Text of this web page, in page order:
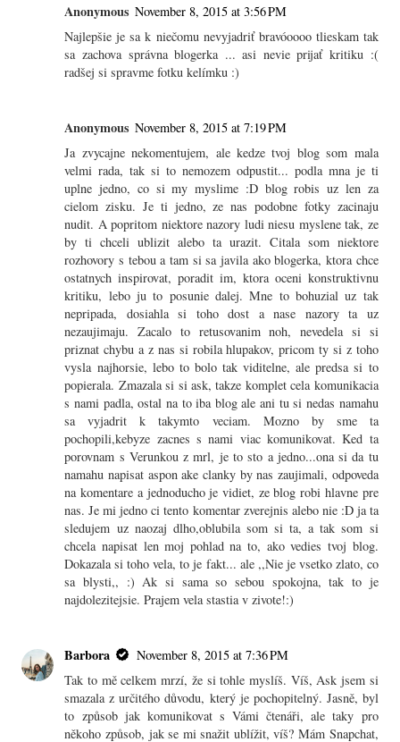
Anonymous November 8, 2015 at 3:56 PM
Najlepšie je sa k niečomu nevyjadriť bravóoooo tlieskam tak
sa zachova správna blogerka ... asi nevie prijať kritiku :(
radšej si spravme fotku kelímku :)
Anonymous November 8, 2015 at 7:19 PM
Ja zvycajne nekomentujem, ale kedze tvoj blog som mala
velmi rada, tak si to nemozem odpustit... podla mna je ti
uplne jedno, co si my myslime :D blog robis uz len za
cielom zisku. Je ti jedno, ze nas podobne fotky zacinaju
nudit. A popritom niektore nazory ludi niesu myslene tak, ze
by ti chceli ublizit alebo ta urazit. Citala som niektore
rozhovory s tebou a tam si sa javila ako blogerka, ktora chce
ostatnych inspirovat, poradit im, ktora oceni konstruktivnu
kritiku, lebo ju to posunie dalej. Mne to bohuzial uz tak
nepripada, dosiahla si toho dost a nase nazory ta uz
nezaujimaju. Zacalo to retusovanim noh, nevedela si si
priznat chybu a z nas si robila hlupakov, pricom ty si z toho
vysla najhorsie, lebo to bolo tak viditelne, ale predsa si to
popierala. Zmazala si si ask, takze komplet cela komunikacia
s nami padla, ostal na to iba blog ale ani tu si nedas namahu
sa vyjadrit k takymto veciam. Mozno by sme ta
pochopili,kebyze zacnes s nami viac komunikovat. Ked ta
porovnam s Verunkou z mrl, je to sto a jedno...ona si da tu
namahu napisat aspon ake clanky by nas zaujimali, odpoveda
na komentare a jednoducho je vidiet, ze blog robi hlavne pre
nas. Je mi jedno ci tento komentar zverejnis alebo nie :D ja ta
sledujem uz naozaj dlho,oblubila som si ta, a tak som si
chcela napisat len moj pohlad na to, ako vedies tvoj blog.
Dokazala si toho vela, to je fakt... ale ,,Nie je vsetko zlato, co
sa blysti,, :) Ak si sama so sebou spokojna, tak to je
najdolezitejsie. Prajem vela stastia v zivote!:)
Barbora
November 8, 2015 at 7:36 PM
Tak to mě celkem mrzí, že si tohle myslíš. Víš, Ask jsem si
smazala z určitého důvodu, který je pochopitelný. Jasně, byl
to způsob jak komunikovat s Vámi čtenáři, ale taky pro
někoho způsob, jak se mi snažit ublížit, víš? Mám Snapchat,